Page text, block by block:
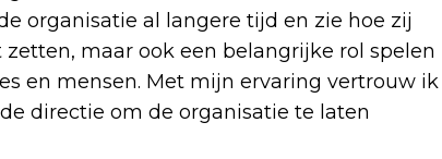
organisatie al langere tijd en zie hoe zij
maar ook een belangrijke rol spelen
en mensen. Met mijn ervaring vertrouw ik
directie om de organisatie te laten